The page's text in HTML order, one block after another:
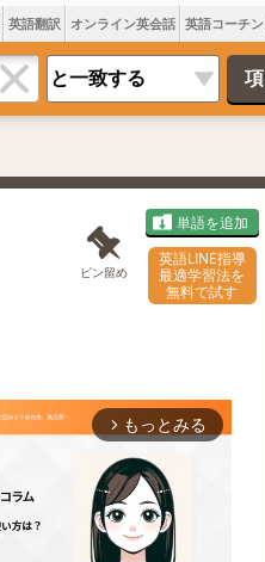
英語翻訳 オンライン英会話 英語コーチ
ピン留め
単語を追加
英語LINE指導
最適学習法を
無料で試す
arrow_forward_ios もっとみる